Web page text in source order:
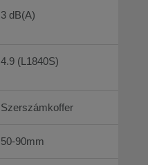
3 dB(A)
4.9 (L1840S)
Szerszámkoffer
50-90mm